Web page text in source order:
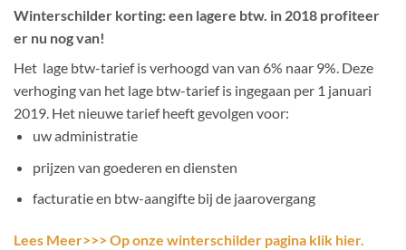
Winterschilder korting: een lagere btw. in 2018 profiteer
er nu nog van!
Het lage btw-tarief is verhoogd van van 6% naar 9%. Deze
verhoging van het lage btw-tarief is ingegaan per 1 januari
2019. Het nieuwe tarief heeft gevolgen voor:
uw administratie
prijzen van goederen en diensten
facturatie en btw-aangifte bij de jaarovergang
Lees Meer>>> Op onze winterschilder pagina klik hier.